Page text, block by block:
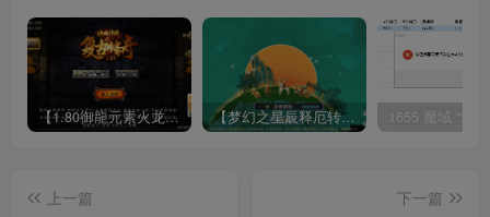
【1.80御龍元素火龙[摸摸登陆器]】战神引擎WIN服务端+GM工具+充值后台+双端+架设教程 【梦幻之星辰释厄转尊享挂机版】MT3换皮梦幻西游Linux服务端+GM后台+双端+源码+架设教程
上一篇
下一篇